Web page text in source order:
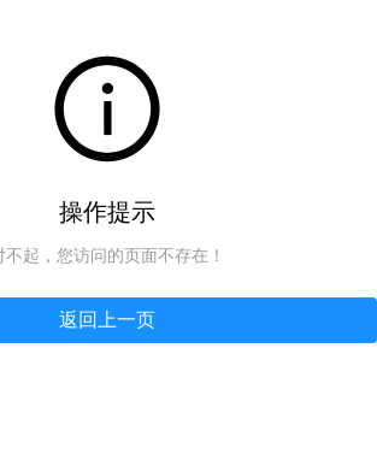
操作提示
不起，您访问的页面不存在！
返回上一页